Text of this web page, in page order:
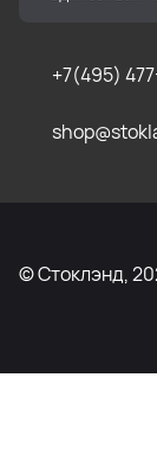
+7(495)
© Стоклэнд,